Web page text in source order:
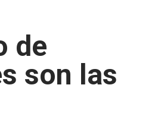
de
son las